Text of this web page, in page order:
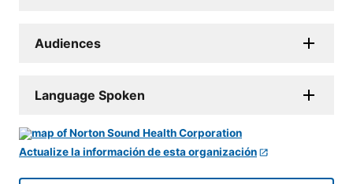
Audiences
Language Spoken
Actualize la información de esta organización